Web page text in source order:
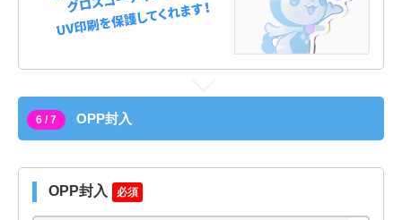
6 / 7 OPP封入
OPP封入 必須